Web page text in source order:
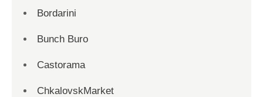
Bordarini
Bunch Buro
Castorama
ChkalovskMarket